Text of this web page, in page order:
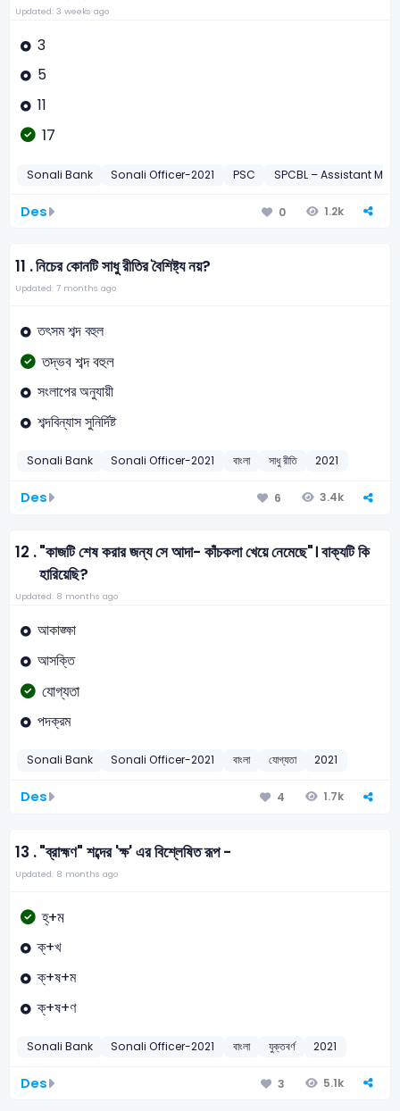
Updated: 3 weeks ago
3
5
11
17
Sonali Bank Sonali Officer-2021 PSC SPCBL – Assistant
Des 0 1.2k
11 .নিচের কোনটি সাধু রীতির বৈশিষ্ট্য নয়?
Updated: 7 months ago
তৎসম শব্দ বহুল
তদ্ভব শব্দ বহুল
সংলাপের অনুযায়ী
শব্দবিন্যাস সুনির্দিষ্ট
Sonali Bank Sonali Officer-2021 বাংলা সাধু রীতি 2021
Des 6 3.4k
12 ."কাজটি শেষ করার জন্য সে আদা- কাঁচকলা খেয়ে নেমেছে"। বাক্যটি কি
হারিয়েছি?
Updated: 8 months ago
আকাঙ্ক্ষা
আসক্তি
যোগ্যতা
পদক্রম
Sonali Bank Sonali Officer-2021 বাংলা যোগ্যতা 2021
Des 4 1.7k
13 ."ব্রাহ্মণ" শব্দের 'ক্ষ' এর বিশ্লেষিত রূপ -
Updated: 8 months ago
হ্+ম
ক্+খ
ক্+ষ+ম
ক্+ষ+ণ
Sonali Bank Sonali Officer-2021 বাংলা যুক্তবর্ণ 2021
Des 3 5.1k